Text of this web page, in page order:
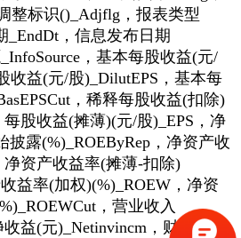
整标识()_Adjflg，报表类型
_EndDt，信息发布日期
，基本每股收益(元/
收益(元/股)_DilutEPS，基本每
，稀释每股收益(扣除)
股收益(摊薄)(元/股)_EPS，净
披露(%)_ROEByRep，净资产收
净资产收益率(摊薄-扣除)
益率(加权)(%)_ROEW，净资
，营业收入
益(元)_Netinvincm，财务费用